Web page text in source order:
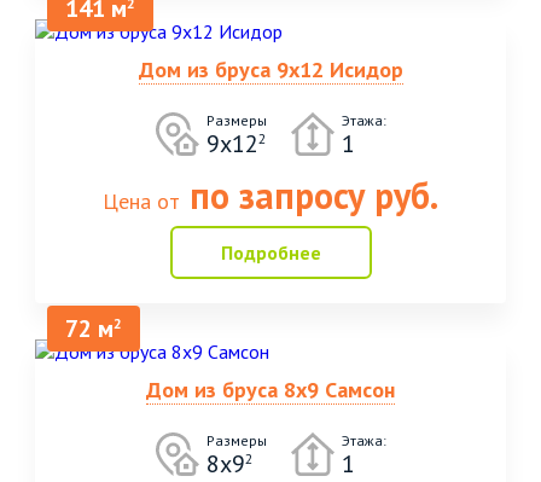
141 м
Дом из бруса 9х12 Исидор
Размеры
9х122
Этажа:
1
Цена от по запросу руб.
Подробнее
72 м2
Дом из бруса 8х9 Самсон
Размеры
8х92
Этажа:
1